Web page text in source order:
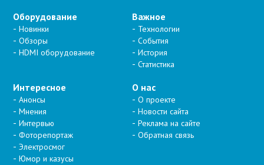
Оборудование
Новинки
Обзоры
HDMI оборудование
Важное
Технологии
События
История
Статистика
Интересное
Анонсы
Мнения
Интервью
Фоторепортаж
Электросмог
Юмор и казусы
О нас
О проекте
Новости сайта
Реклама на сайте
Обратная связь